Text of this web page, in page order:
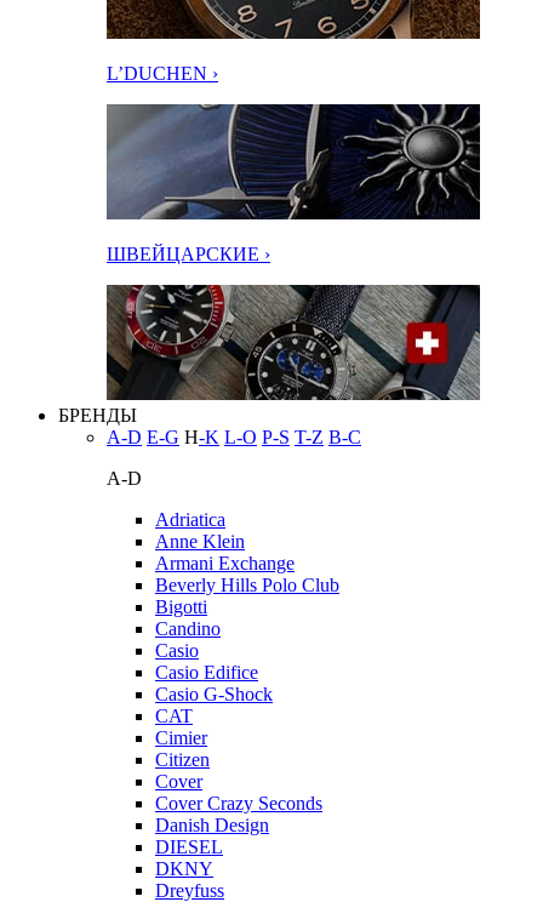
L’DUCHEN ›
ШВЕЙЦАРСКИЕ ›
БРЕНДЫ
A-D E-G H-K L-O P-S T-Z В-С
A-D
Adriatica
Anne Klein
Armani Exchange
Beverly Hills Polo Club
Bigotti
Candino
Casio
Casio Edifice
Casio G-Shock
CAT
Cimier
Citizen
Cover
Cover Crazy Seconds
Danish Design
DIESEL
DKNY
Dreyfuss